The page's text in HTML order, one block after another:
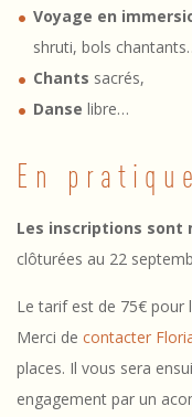
Voyage en
shruti, bols
Chants sacrés,
Danse libre…
En pratique
Les inscriptions
clôturées au 22
Le tarif est de 75€ pour
Merci de contacter
places. Il vous sera
engagement par un